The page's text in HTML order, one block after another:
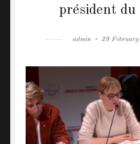
président du
Author
admin
Posted
29